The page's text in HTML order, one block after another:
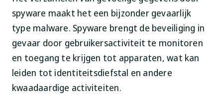
spyware maakt het een bijzonder gevaarlijk
type malware. Spyware brengt de beveiliging in
gevaar door gebruikersactiviteit te monitoren
en toegang te krijgen tot apparaten, wat kan
leiden tot identiteitsdiefstal en andere
kwaadaardige activiteiten.